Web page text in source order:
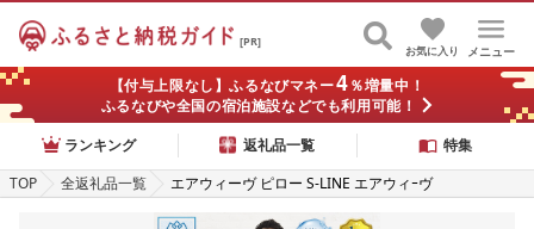
[PR]
メニュー
お気に入り
【付与上限なし】ふるなびマネー4％増量中！
ふるなびや全国の宿泊施設などでも利用可能！
ランキング
返礼品一覧
特集
TOP
全返礼品一覧 エアウィーヴ ピロー S-LINE エアウィｰヴ